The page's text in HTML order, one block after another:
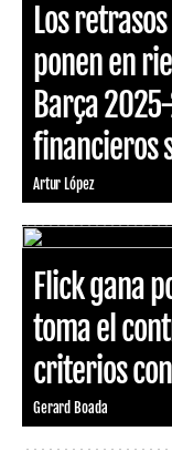
Los
ponen en
Barça
financieros
Artur López
Flick gana
toma el
criterios
Gerard Boada